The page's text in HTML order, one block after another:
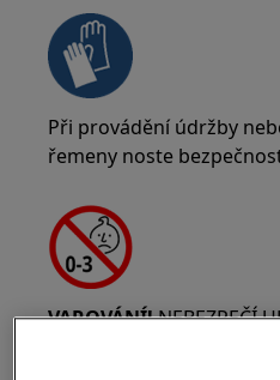
Při provádění údržby
řemeny noste
VAROVÁNÍ!NEBEZPEČÍ